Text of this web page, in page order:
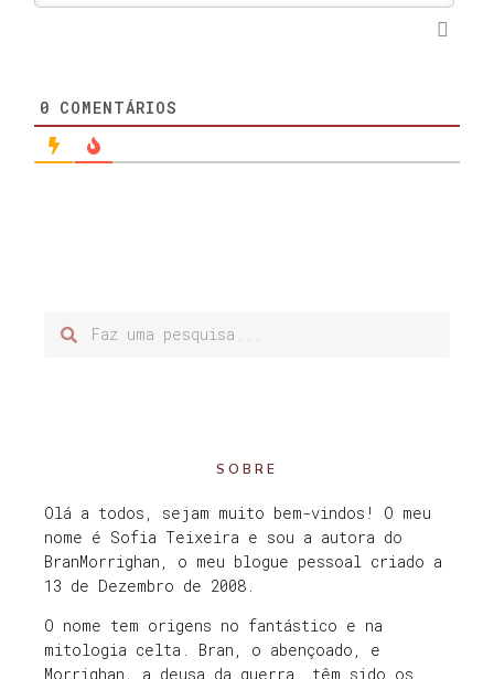
0 COMENTÁRIOS
SOBRE
Olá a todos, sejam muito bem-vindos! O meu
nome é Sofia Teixeira e sou a autora do
BranMorrighan, o meu blogue pessoal criado a
13 de Dezembro de 2008.
O nome tem origens no fantástico e na
mitologia celta. Bran, o abençoado, e
Morrighan, a deusa da guerra, têm sido os